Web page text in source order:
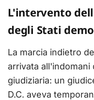
L'intervento
degli Stati
La marcia indietro
arrivata
giudiziaria: un
D.C. aveva